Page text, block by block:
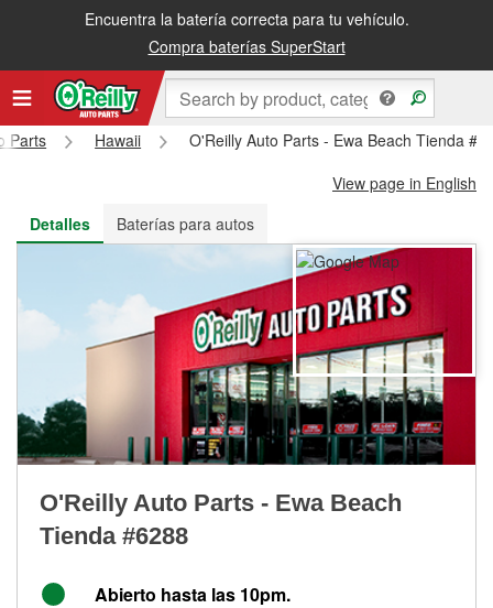
Encuentra la batería correcta para tu vehículo.
Compra baterías SuperStart
Recibe tu orden gratis al día siguiente o recógela en la tienda
Parts Hawaii
O'Reilly Auto Parts - Ewa Beach Tienda
View page in English
Detalles
Baterías para autos
O'Reilly Auto Parts - Ewa Beach
Tienda #6288
Abierto hasta las 10pm.